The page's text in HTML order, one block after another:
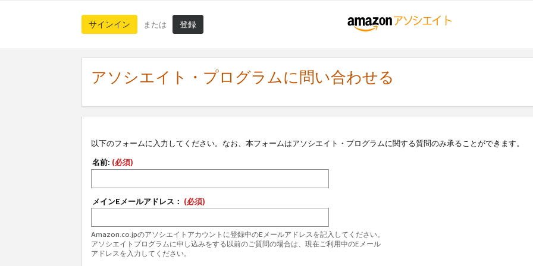
サインイン または 登録
アソシエイト・プログラムに問い合わせる
以下のフォームに入力してください。なお、本フォームはアソシエイト・プログラムに関する質問のみ承ることができます。
名前: (必須)
メインEメールアドレス： (必須)
Amazon.co.jpのアソシエイトアカウントに登録中のEメールアドレスを記入してください。
アソシエイトプログラムに申し込みをする以前のご質問の場合は、現在ご利用中のEメール
アドレスを入力してください。